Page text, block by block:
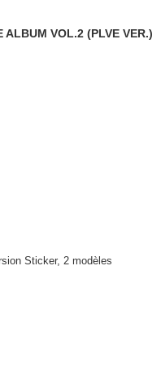
VOL.2 (PLVE VER.)
Sticker, 2 modèles